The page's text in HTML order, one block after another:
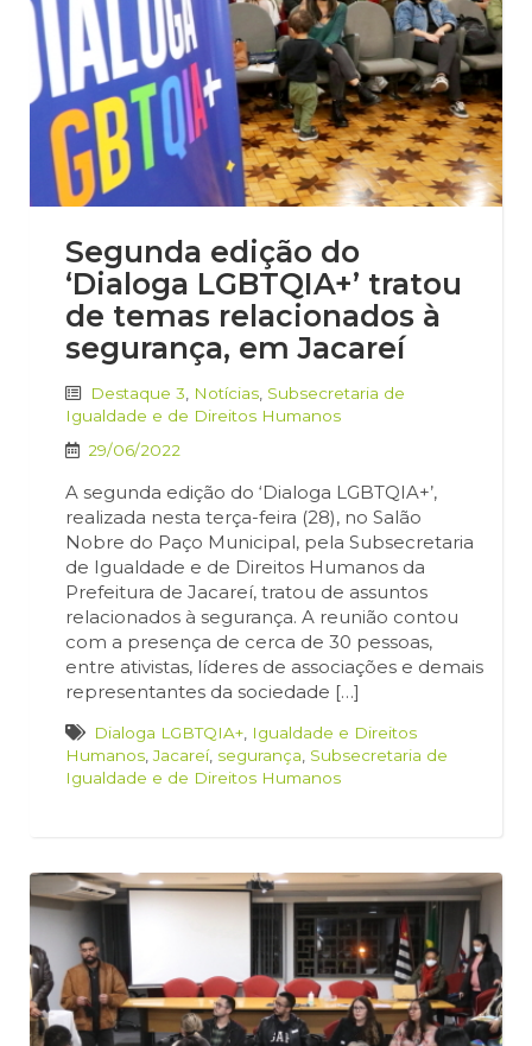
Segunda edição do
‘Dialoga LGBTQIA+’ tratou
de temas relacionados à
segurança, em Jacareí
Destaque 3 Notícias Subsecretaria de
Igualdade e de Direitos Humanos
29/06/2022
A segunda edição do ‘Dialoga LGBTQIA+’,
realizada nesta terça-feira (28), no Salão
Nobre do Paço Municipal, pela Subsecretaria
de Igualdade e de Direitos Humanos da
Prefeitura de Jacareí, tratou de assuntos
relacionados à segurança. A reunião contou
com a presença de cerca de 30 pessoas,
entre ativistas, líderes de associações e demais
representantes da sociedade […]
Dialoga LGBTQIA+ Igualdade e Direitos
Humanos ,Jacareí, segurança Subsecretaria de
Igualdade e de Direitos Humanos